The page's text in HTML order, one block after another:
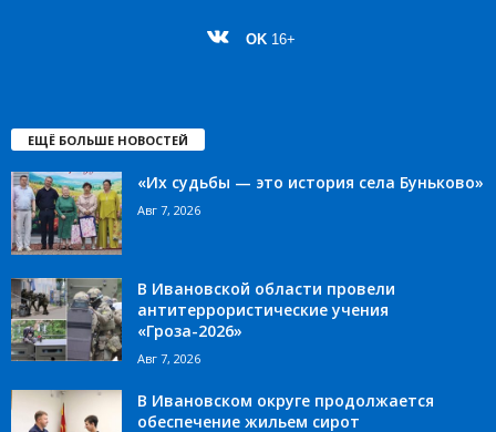
OK 16+
ЕЩЁ БОЛЬШЕ НОВОСТЕЙ
«Их судьбы — это история села Буньково»
Авг 7, 2026
В Ивановской области провели
антитеррористические учения
«Гроза-2026»
Авг 7, 2026
В Ивановском округе продолжается
обеспечение жильем сирот